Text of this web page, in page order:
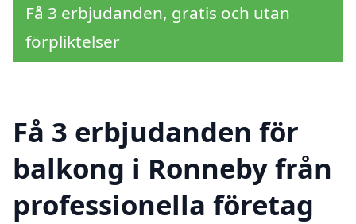
Få 3 erbjudanden, gratis och utan
förpliktelser
Få 3 erbjudanden för
balkong i Ronneby från
professionella företag